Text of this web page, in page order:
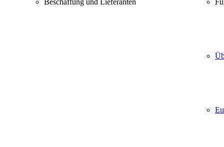
Beschaffung und Lieferanten